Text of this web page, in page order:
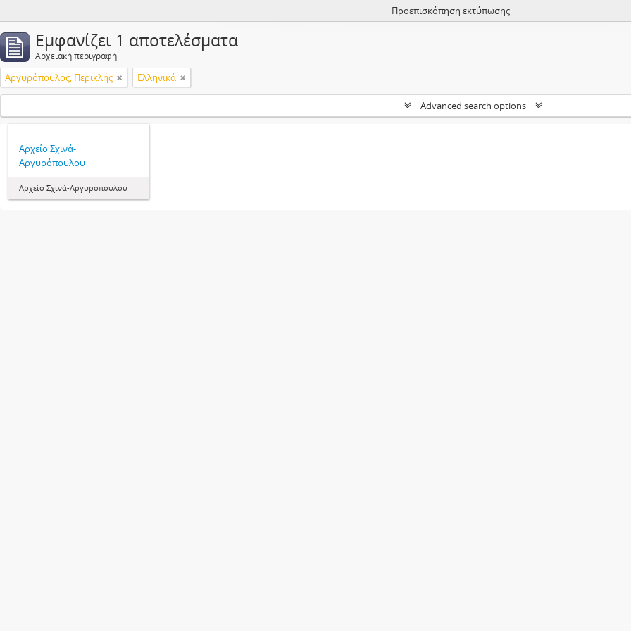
Προεπισκόπηση εκτύπωσης
Εμφανίζει 1 αποτελέσματα
Αρχειακή περιγραφή
Αργυρόπουλος, Περικλής Ελληνικά
Advanced search options
Αρχείο Σχινά-
Αργυρόπουλου
Αρχείο Σχινά-Αργυρόπουλου